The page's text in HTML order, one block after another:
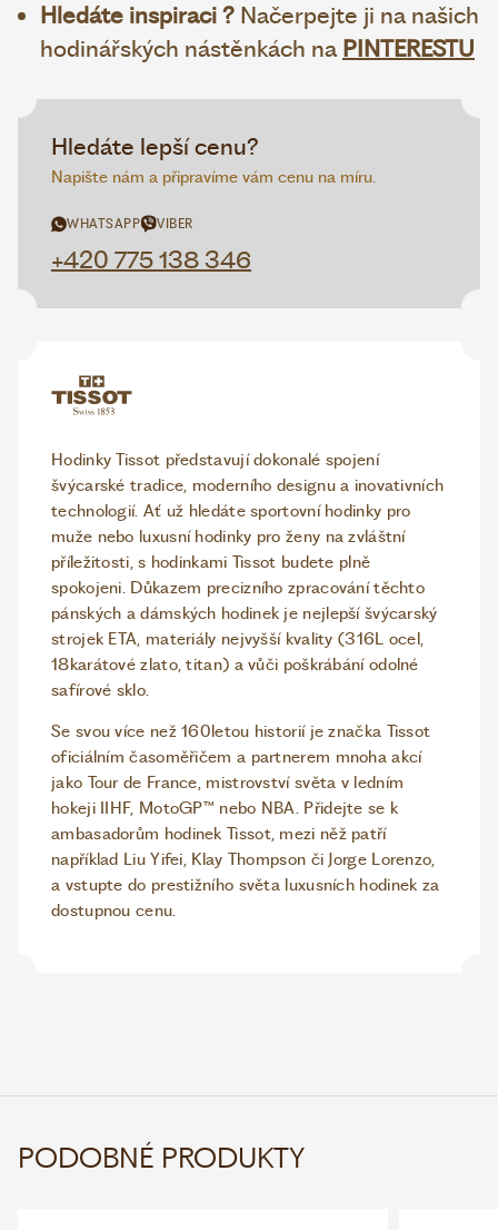
Hledáte inspiraci ? Načerpejte ji na našich
hodinářských nástěnkách na PINTERESTU
Hledáte lepší cenu?
Napište nám a připravíme vám cenu na míru.
WHATSAPP VIBER
+420 775 138 346
Hodinky Tissot představují dokonalé spojení
švýcarské tradice, moderního designu a inovativních
technologií. Ať už hledáte sportovní hodinky pro
muže nebo luxusní hodinky pro ženy na zvláštní
příležitosti, s hodinkami Tissot budete plně
spokojeni. Důkazem precizního zpracování těchto
pánských a dámských hodinek je nejlepší švýcarský
strojek ETA, materiály nejvyšší kvality (316L ocel,
18karátové zlato, titan) a vůči poškrábání odolné
safírové sklo.
Se svou více než 160letou historií je značka Tissot
oficiálním časoměřičem a partnerem mnoha akcí
jako Tour de France, mistrovství světa v ledním
hokeji IIHF, MotoGP™ nebo NBA. Přidejte se k
ambasadorům hodinek Tissot, mezi něž patří
například Liu Yifei, Klay Thompson či Jorge Lorenzo,
a vstupte do prestižního světa luxusních hodinek za
dostupnou cenu.
PODOBNÉ PRODUKTY